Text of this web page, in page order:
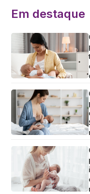
Em destaque